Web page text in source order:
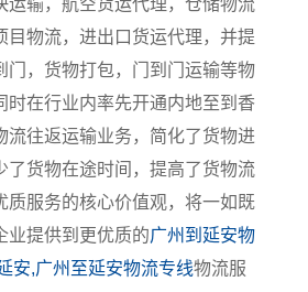
运输，航空货运代理，仓储物流
目物流，进出口货运代理，并提
门，货物打包，门到门运输等物
时在行业内率先开通内地至到香
流往返运输业务，简化了货物进
了货物在途时间，提高了货物流
质服务的核心价值观，将一如既
业提供到更优质的广州到延安物
安,广州至延安物流专线物流服